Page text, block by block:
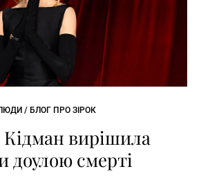
/ БЛОГ ПРО ЗІРОК
Кідман вирішила
доулою смерті